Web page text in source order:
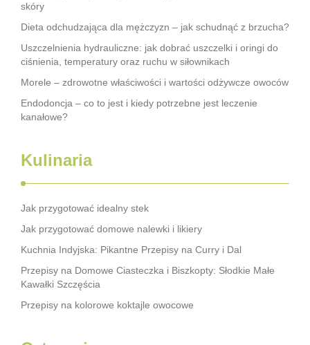
skóry
Dieta odchudzająca dla mężczyzn – jak schudnąć z brzucha?
Uszczelnienia hydrauliczne: jak dobrać uszczelki i oringi do
ciśnienia, temperatury oraz ruchu w siłownikach
Morele – zdrowotne właściwości i wartości odżywcze owoców
Endodoncja – co to jest i kiedy potrzebne jest leczenie
kanałowe?
Kulinaria
Jak przygotować idealny stek
Jak przygotować domowe nalewki i likiery
Kuchnia Indyjska: Pikantne Przepisy na Curry i Dal
Przepisy na Domowe Ciasteczka i Biszkopty: Słodkie Małe
Kawałki Szczęścia
Przepisy na kolorowe koktajle owocowe